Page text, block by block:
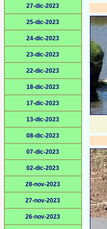
27-dic-2023
25-dic-2023
24-dic-2023
23-dic-2023
22-dic-2023
18-dic-2023
17-dic-2023
13-dic-2023
08-dic-2023
07-dic-2023
02-dic-2023
28-nov-2023
27-nov-2023
26-nov-2023